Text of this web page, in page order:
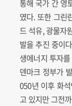
통해 국가 간 영
였다. 또한 그린
드 석유, 광물자
발을 추진 중이
생에너지 투자
덴마크 정부가
050년 이후 화
고 있지만 그전